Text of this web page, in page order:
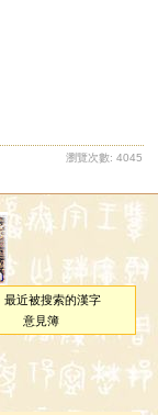
瀏覽次數: 4045
最近被搜索的漢字
意見簿